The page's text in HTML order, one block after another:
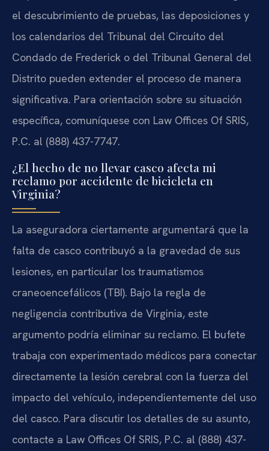
el descubrimiento de pruebas, las deposiciones y
los calendarios del Tribunal del Circuito del
Condado de Frederick o del Tribunal General del
Distrito pueden extender el proceso de manera
significativa. Para orientación sobre su situación
específica, comuníquese con Law Offices Of SRIS,
P.C. al (888) 437-7747.
¿El hecho de no llevar casco afecta mi
reclamo por accidente de bicicleta en
Virginia?
La aseguradora ciertamente argumentará que la
falta de casco contribuyó a la gravedad de sus
lesiones, en particular los traumatismos
craneoencefálicos (TBI). Bajo la regla de
negligencia contributiva de Virginia, este
argumento podría eliminar su reclamo. El bufete
trabaja con experimentado médicos para conectar
directamente la lesión cerebral con la fuerza del
impacto del vehículo, independientemente del uso
del casco. Para discutir los detalles de su asunto,
contacte a Law Offices Of SRIS, P.C. al (888) 437-